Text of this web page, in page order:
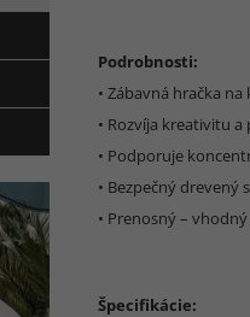
Podrobnosti:
• Zábavná hračka
• Rozvíja kreativitu
• Podporuje
• Bezpečný drevený
• Prenosný –
Špecifikácie: